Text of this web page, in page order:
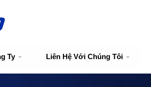
Ty Liên Hệ Với Chúng Tôi